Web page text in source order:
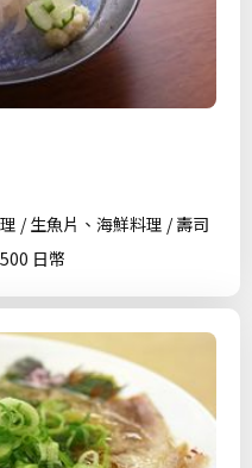
/ 生魚片、海鮮料理 / 壽司
日幣